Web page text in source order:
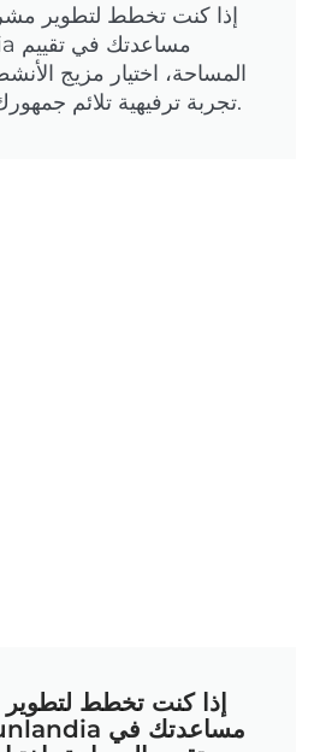
إذا كنت تخطط لتطوير
المساحة، اختيار مزيج
تجربة ترفيهية تلائم جمهورك وسوقك المحلي.
إذا كنت تخطط